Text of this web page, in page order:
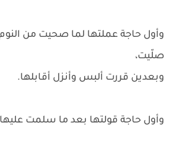
وأول حاجة عملتها لما صحيت من
صلّيت،
وبعدين قررت ألبس وأنزل أقابلها.
وأول حاجة قولتها بعد ما سلمت